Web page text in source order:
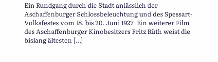
Ein Rundgang durch die Stadt anlässlich der
Aschaffenburger Schlossbeleuchtung und des Spessart-
Volksfestes vom 18. bis 20. Juni 1927 Ein weiterer Film
des Aschaffenburger Kinobesitzers Fritz Rüth weist die
bislang ältesten […]